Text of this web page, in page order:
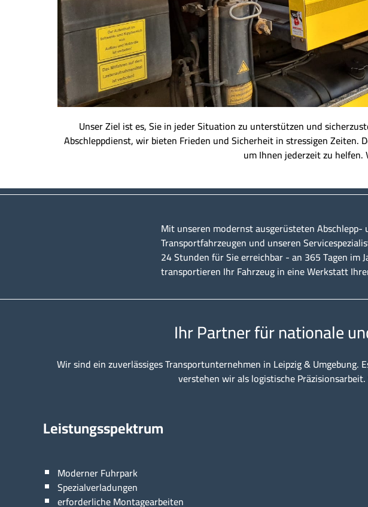
Unser Ziel ist es, Sie in jeder Situation zu unterstützen und
Abschleppdienst, wir bieten Frieden und Sicherheit in stressigen
um Ihnen jederzeit zu
Mit unseren modernst ausgerüsteten Abschlepp-
Transportfahrzeugen und unseren
24 Stunden für Sie erreichbar - an 365 Tagen im
transportieren Ihr Fahrzeug in eine Werkstatt
Ihr Partner für nationale
Wir sind ein zuverlässiges Transportunternehmen in Leipzig &
verstehen wir als logistische
Leistungsspektrum
Moderner Fuhrpark
Spezialverladungen
erforderliche Montagearbeiten